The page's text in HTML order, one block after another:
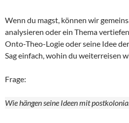
Wenn du magst, können wir
analysieren oder ein Thema
Onto-Theo-Logie oder seine Idee
Sag einfach, wohin du weiterreisen
Frage:
Wie hängen seine Ideen mit